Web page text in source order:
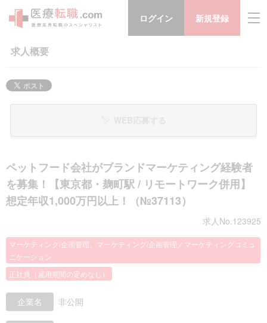
ログイン 新規登録
求人概要
ペットフード会社がブランドマーケティング経験者
を募集！【東京都・麹町駅 / リモートワーク併用】
想定年収1,000万円以上！（№37113）
求人No.123925
マーケティング/企画管理、マーケティング/企画管理／マーケティングコミュ
ニケーション
正社員（雇用期間の定めなし）
企業名 非公開